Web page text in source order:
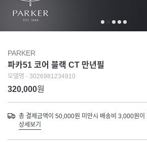
PARKER
파카51 코어 블랙 CT 만년필
모델명 - 3026981234910
320,000원
총 결제금액이 50,000원 미만시 배송비 3,000원이
상세보기